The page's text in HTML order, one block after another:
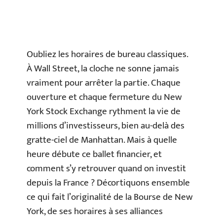
Oubliez les horaires de bureau classiques.
À Wall Street, la cloche ne sonne jamais
vraiment pour arrêter la partie. Chaque
ouverture et chaque fermeture du New
York Stock Exchange rythment la vie de
millions d’investisseurs, bien au-delà des
gratte-ciel de Manhattan. Mais à quelle
heure débute ce ballet financier, et
comment s’y retrouver quand on investit
depuis la France ? Décortiquons ensemble
ce qui fait l’originalité de la Bourse de New
York, de ses horaires à ses alliances